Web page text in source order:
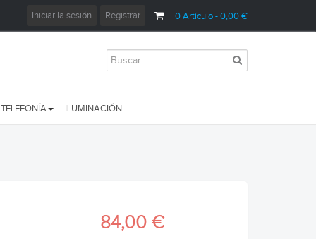
0Artículo- 0,00 €
Iniciar la sesión Registrar
TELEFONÍA ILUMINACIÓN
84,00 €